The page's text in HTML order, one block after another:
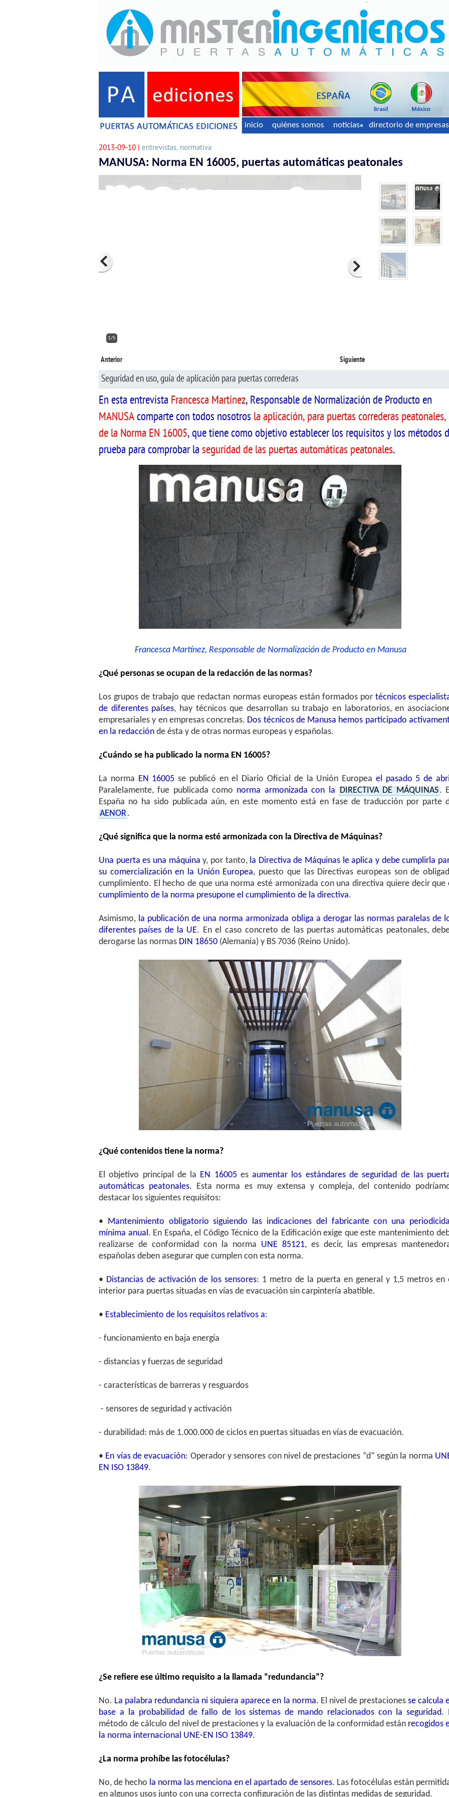
inicio quiénes somos noticias directorio de empresas
2013-09-10 | entrevistas, normativa
MANUSA: Norma EN 16005, puertas automáticas peatonales
2/5
Anterior Siguiente
Seguridad en uso, guía de aplicación para puertas correderas
En esta entrevista Francesca Martínez, Responsable de Normalización de Producto en
MANUSAcomparte con todos nosotros la aplicación, para puertas correderas peatonales,
de la Norma EN 16005, que tiene como objetivo establecer los requisitos y los métodos
prueba para comprobar la seguridad de las puertas automáticas peatonales.
Francesca Martínez, Responsable de Normalización de Producto en Manusa
¿Qué personas se ocupan de la redacción de las normas?
Los grupos de trabajo que redactan normas europeas están formados portécnicos
de diferentes países, hay técnicos que desarrollan su trabajo en laboratorios, en
empresariales y en empresas concretas. Dos técnicos de Manusa hemos participado
en la redacción de ésta y de otras normas europeas y españolas.
¿Cuándo se ha publicado la norma EN 16005?
La norma EN 16005 se publicó en el Diario Oficial de la Unión Europea el pasado 5 de
Paralelamente, fue publicada como norma armonizada con la DIRECTIVA DE MÁQUINAS.
España no ha sido publicada aún, en este momento está en fase de traducción por parte
AENOR.
¿Qué significa que la norma esté armonizada con la Directiva de Máquinas?
Una puerta es una máquina y, por tanto,la Directiva de Máquinas le aplica y debe cumplirla
su comercialización en la Unión Europea, puesto que las Directivas europeas son de
cumplimiento. El hecho de que una norma esté armonizada con una directiva quiere decir que
cumplimiento de la norma presupone el cumplimiento de la directiva.
Asimismo, la publicación de una norma armonizada obliga a derogar las normas paralelas de
diferentes países de la UE. En el caso concreto de las puertas automáticas peatonales,
derogarse las normas DIN 18650 (Alemania) y BS 7036 (Reino Unido).
¿Qué contenidos tiene la norma?
El objetivo principal de la EN 16005 esaumentar los estándares de seguridad de las
automáticas peatonales. Esta norma es muy extensa y compleja, del contenido
destacar los siguientes requisitos:
• Mantenimiento obligatorio siguiendo las indicaciones del fabricante con una
mínima anual. En España, el Código Técnico de la Edificación exige que este mantenimiento
realizarse de conformidad con la norma UNE 85121, es decir, las empresas
españolas deben asegurar que cumplen con esta norma.
• Distancias de activación de los sensores: 1 metro de la puerta en general y 1,5 metros en
interior para puertas situadas en vías de evacuación sin carpintería abatible.
• Establecimiento de los requisitos relativos a:
- funcionamiento en baja energía
- distancias y fuerzas de seguridad
- características de barreras y resguardos
- sensores de seguridad y activación
- durabilidad: más de 1.000.000 de ciclos en puertas situadas en vías de evacuación.
• En vías de evacuación: Operador y sensores con nivel de prestaciones “d” según la norma
EN ISO 13849.
¿Se refiere ese último requisito a la llamada “redundancia”?
No. La palabra redundancia ni siquiera aparece en la norma. El nivel de prestaciones se calcula
base a la probabilidad de fallo de los sistemas de mando relacionados con la seguridad.
método de cálculo del nivel de prestaciones y la evaluación de la conformidad están recogidos
la norma internacional UNE-EN ISO 13849.
¿La norma prohíbe las fotocélulas?
No, de hecho la norma las menciona en el apartado de sensores. Las fotocélulas están
en algunos usos junto con una correcta configuración de las distintas medidas de seguridad.